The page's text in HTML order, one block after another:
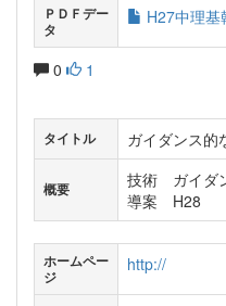
ＰＤＦデー
タ
H27中理
0 1
タイトル ガイダンス的
概要
技術 ガイダ
導案 H28
ホームペー
ジ
http://